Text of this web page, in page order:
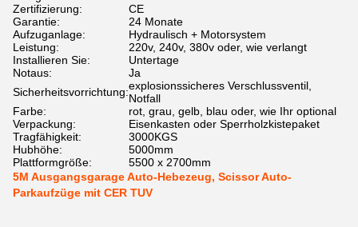
Zertifizierung:
CE
Garantie:
24 Monate
Aufzuganlage:
Hydraulisch + Motorsystem
Leistung:
220v, 240v, 380v oder, wie verlangt
Installieren Sie:
Untertage
Notaus:
Ja
Sicherheitsvorrichtung:explosionssicheres Verschlussventil,
Notfall
Farbe:
rot, grau, gelb, blau oder, wie Ihr optional
Verpackung:
Eisenkasten oder Sperrholzkistepaket
Tragfähigkeit:
3000KGS
Hubhöhe:
5000mm
Plattformgröße:
5500 x 2700mm
5M Ausgangsgarage Auto-Hebezeug, Scissor Auto-
Parkaufzüge mit CER TUV